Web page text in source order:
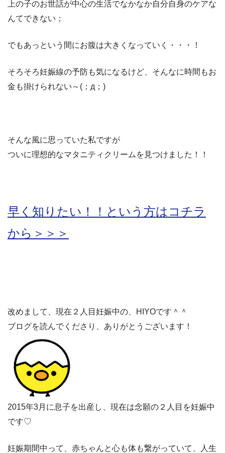
上の子のお世話が中心の生活でなかなか自分自身のケアな
んてできない；
でもあっという間にお腹は大きくなっていく・・・！
そろそろ妊娠線の予防も気になるけど、そんなに時間もお
金も掛けられない～(；д；)
そんな風に思っていた私ですが
ついに理想的なマタニティクリームを見つけました！！
早く知りたい！！という方はコチラ
から＞＞＞
改めまして、現在２人目妊娠中の、HIYOです＾＾
ブログを読んでくださり、ありがとうございます！
2015年3月に息子を出産し、現在は念願の２人目を妊娠中
です♡
妊娠期間中って、赤ちゃんと心も体も繋がっていて、人生